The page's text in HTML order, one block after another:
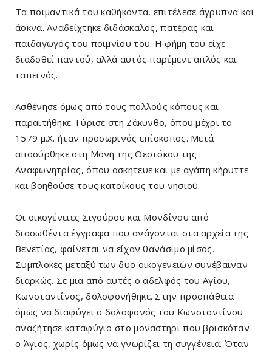
Τα ποιμαντικά του καθήκοντα, επιτέλεσε άγρυπνα και
άοκνα. Αναδείχτηκε διδάσκαλος, πατέρας και
παιδαγωγός του ποιμνίου του. Η φήμη του είχε
διαδοθεί παντού, αλλά αυτός παρέμενε απλός και
ταπεινός.
Ασθένησε όμως από τους πολλούς κόπους και
παραιτήθηκε. Γύρισε στη Ζάκυνθο, όπου μέχρι το
1579 μ.Χ. ήταν προσωρινός επίσκοπος. Μετά
αποσύρθηκε στη Μονή της Θεοτόκου της
Αναφωνητρίας, όπου ασκήτευε και με αγάπη κήρυττε
και βοηθούσε τους κατοίκους του νησιού.
Οι οικογένειες Σιγούρου και Μονδίνου από
διασωθέντα έγγραφα που ανάγονται στα αρχεία της
Βενετίας, φαίνεται να είχαν θανάσιμο μίσος.
Συμπλοκές μεταξύ των δυο οικογενειών συνέβαιναν
διαρκώς. Σε μια από αυτές ο αδελφός του Αγίου,
Κωνσταντίνος, δολοφονήθηκε. Στην προσπάθεια
όμως να διαφύγει ο δολοφονός του Κωνσταντίνου
αναζήτησε καταφύγιο στο μοναστήρι που βρισκόταν
ο Άγιος, χωρίς όμως να γνωρίζει τη συγγένεια. Όταν